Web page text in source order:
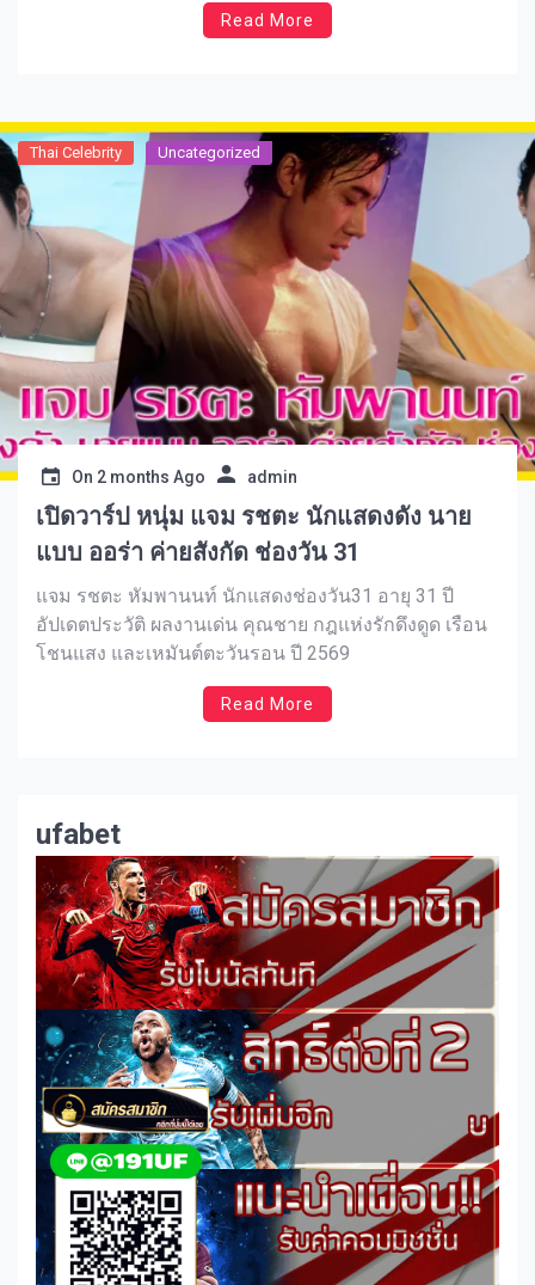
Read More
Thai Celebrity Uncategorized
On 2 months Ago admin
เปิดวาร์ป หนุ่ม แจม รชตะ นักแสดงดัง นาย
แบบ ออร่า ค่ายสังกัด ช่องวัน 31
แจม รชตะ หัมพานนท์ นักแสดงช่องวัน31 อายุ 31 ปี
อัปเดตประวัติ ผลงานเด่น คุณชาย กฎแห่งรักดึงดูด เรือน
โชนแสง และเหมันต์ตะวันรอน ปี 2569
Read More
ufabet